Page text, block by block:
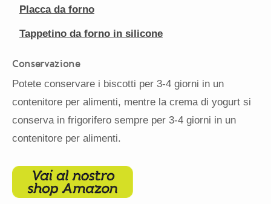
Placca da forno
Tappetino da forno in silicone
Conservazione
Potete conservare i biscotti per 3-4 giorni in un
contenitore per alimenti, mentre la crema di yogurt si
conserva in frigorifero sempre per 3-4 giorni in un
contenitore per alimenti.